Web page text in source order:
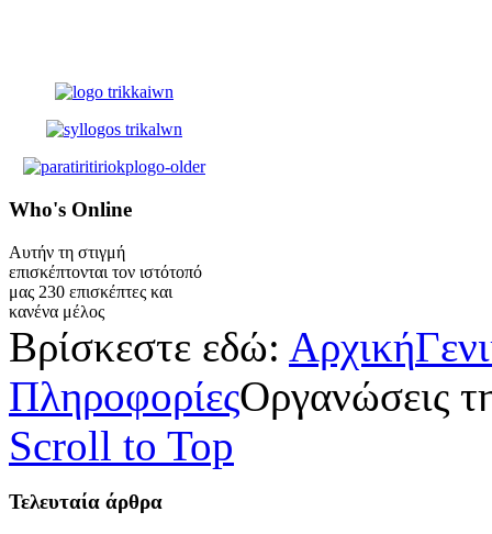
Who's Online
Αυτήν τη στιγμή
επισκέπτονται τον ιστότοπό
μας 230 επισκέπτες και
κανένα μέλος
Βρίσκεστε εδώ: Αρχική
ΠληροφορίεςΟργανώσεις
Scroll to Top
Τελευταία άρθρα